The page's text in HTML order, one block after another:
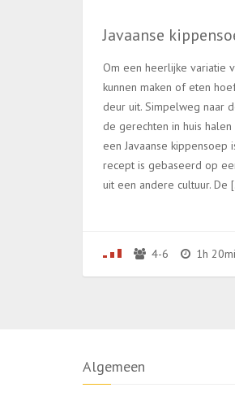
Javaanse
Om een heerlijke variatie
kunnen maken of eten
deur uit. Simpelweg naar
de gerechten in huis
een Javaanse kippensoep
recept is gebaseerd op
uit een andere cultuur. De
4-6 1h
Algemeen